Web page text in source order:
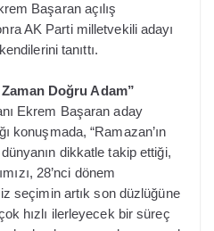
Başaran açılış
AK Parti milletvekili adayı
tanıttı.
Doğru Adam”
Ekrem Başaran aday
konuşmada, “Ramazan’ın
dikkatle takip ettiği,
28’nci dönem
seçimin artık son düzlüğüne
hızlı ilerleyecek bir süreç